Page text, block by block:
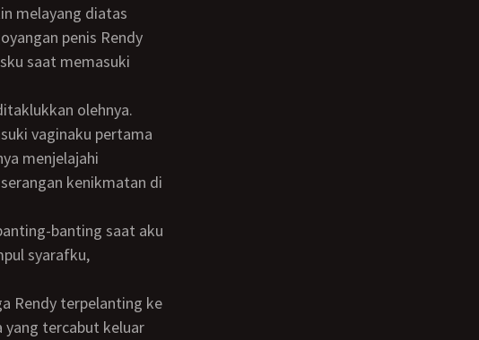
melayang diatas
penis Rendy
saat memasuki
vaginaku pertama
menjelajahi
kenikmatan di
syarafku,
yang tercabut keluar